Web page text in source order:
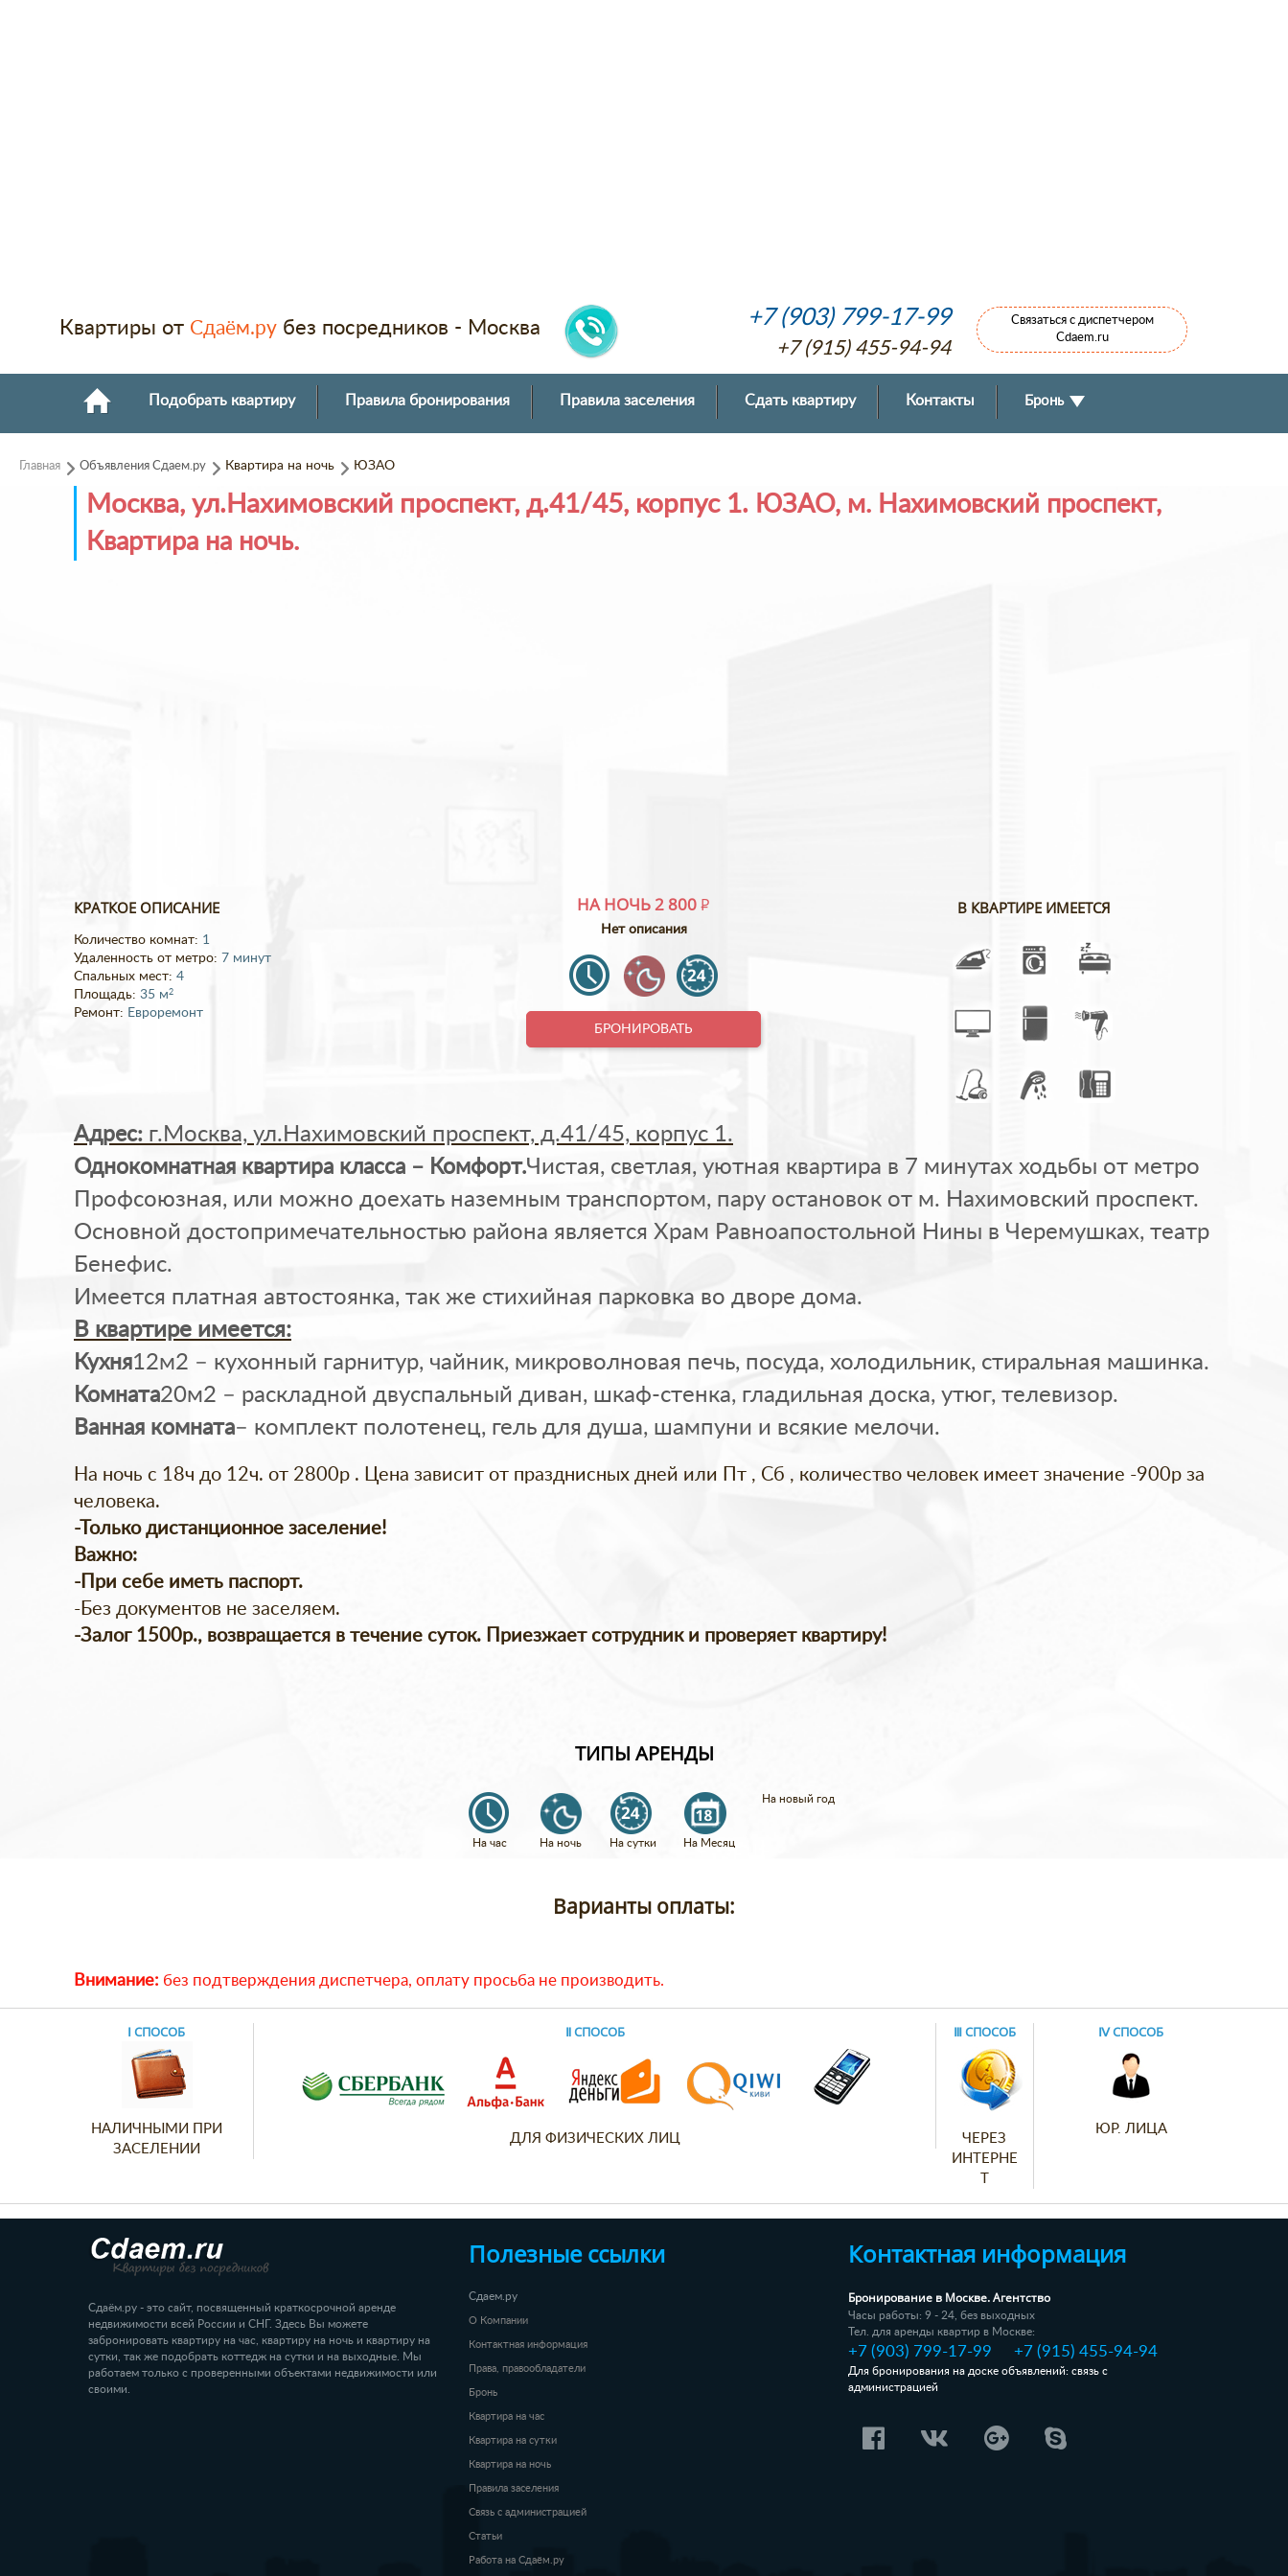
Квартиры от Сдаём.ру без посредников - Москва +7 (903) 799-17-99
+7 (915) 455-94-94
Связаться с диспетчером
Cdaem.ru
Подобрать квартиру Правила бронирования Правила заселения Сдать квартиру Контакты Бронь
Главная Объявления Сдаем.ру Квартира на ночь ЮЗАО
Москва, ул.Нахимовский проспект, д.41/45, корпус 1. ЮЗАО, м. Нахимовский проспект,
Квартира на ночь.
КРАТКОЕ ОПИСАНИЕ
Количество комнат: 1
Удаленность от метро: 7 минут
Cпальных мест: 4
Площадь: 35 м2
Ремонт: Евроремонт
НА НОЧЬ2 800P
Нет описания
БРОНИРОВАТЬ
В КВАРТИРЕ ИМЕЕТСЯ
Адрес: г.Москва, ул.Нахимовский проспект, д.41/45, корпус 1.
Однокомнатная квартира класса – Комфорт.Чистая, светлая, уютная квартира в 7 минутах ходьбы от метро
Профсоюзная, или можно доехать наземным транспортом, пару остановок от м. Нахимовский проспект.
Основной достопримечательностью района является Храм Равноапостольной Нины в Черемушках, театр
Бенефис.
Имеется платная автостоянка, так же стихийная парковка во дворе дома.
В квартире имеется:
Кухня12м2 – кухонный гарнитур, чайник, микроволновая печь, посуда, холодильник, стиральная машинка.
Комната20м2 – раскладной двуспальный диван, шкаф-стенка, гладильная доска, утюг, телевизор.
Ванная комната– комплект полотенец, гель для душа, шампуни и всякие мелочи.
На ночь с 18ч до 12ч. от 2800р . Цена зависит от празднисных дней или Пт , Сб , количество человек имеет значение -900р за
человека.
-Только дистанционное заселение!
Важно:
-При себе иметь паспорт.
-Без документов не заселяем.
-Залог 1500р., возвращается в течение суток. Приезжает сотрудник и проверяет квартиру!
ТИПЫ АРЕНДЫ
На час На ночь На сутки На Месяц
На новый год
Варианты оплаты:
Внимание: без подтверждения диспетчера, оплату просьба не производить.
Ⅰ СПОСОБ
НАЛИЧНЫМИ ПРИ
ЗАСЕЛЕНИИ
Ⅱ СПОСОБ
ДЛЯ ФИЗИЧЕСКИХ ЛИЦ
Ⅲ СПОСОБ
ЧЕРЕЗ
ИНТЕРНЕ
Ⅳ СПОСОБ
ЮР. ЛИЦА
Сдаём.ру - это сайт, посвященный краткосрочной аренде
недвижимости всей России и СНГ. Здесь Вы можете
забронировать квартиру на час, квартиру на ночь и квартиру на
сутки, так же подобрать коттедж на сутки и на выходные. Мы
работаем только с проверенными объектами недвижимости или
своими.
Полезные ссылки
Сдаем.ру
О Компании
Контактная информация
Права, правообладатели
Бронь
Квартира на час
Квартира на сутки
Квартира на ночь
Правила заселения
Связь с администрацией
Статьи
Работа на Сдаём.ру
Контактная информация
Бронирование в Москве. Агентство
Часы работы: 9 - 24, без выходных
Тел. для аренды квартир в Москве:
+7 (903) 799-17-99 +7 (915) 455-94-94
Для бронирования на доске объявлений: связь с
администрацией